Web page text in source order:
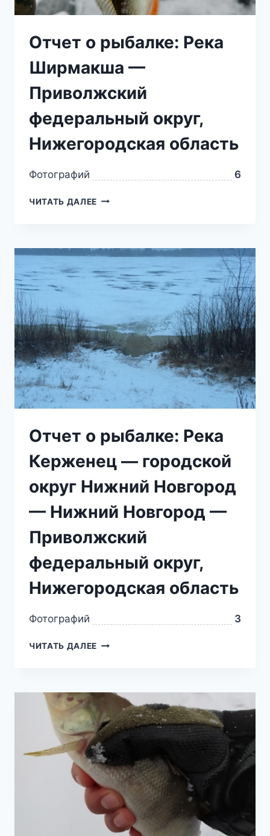
Отчет о рыбалке: Река
Ширмакша —
Приволжский
федеральный округ,
Нижегородская область
Фотографий 6
ЧИТАТЬ ДАЛЕЕ
Отчет о рыбалке: Река
Керженец — городской
округ Нижний Новгород
— Нижний Новгород —
Приволжский
федеральный округ,
Нижегородская область
Фотографий 3
ЧИТАТЬ ДАЛЕЕ